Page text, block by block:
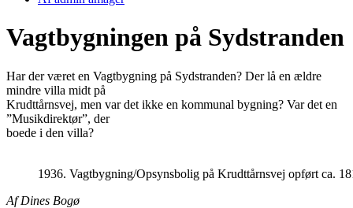
Vagtbygningen på Sydstranden
Har der været en Vagtbygning på Sydstranden? Der lå en ældre
mindre villa midt på
Krudttårnsvej, men var det ikke en kommunal bygning? Var det en
”Musikdirektør”, der
boede i den villa?
1936. Vagtbygning/Opsynsbolig på Krudttårnsvej opført ca.
Af Dines Bogø